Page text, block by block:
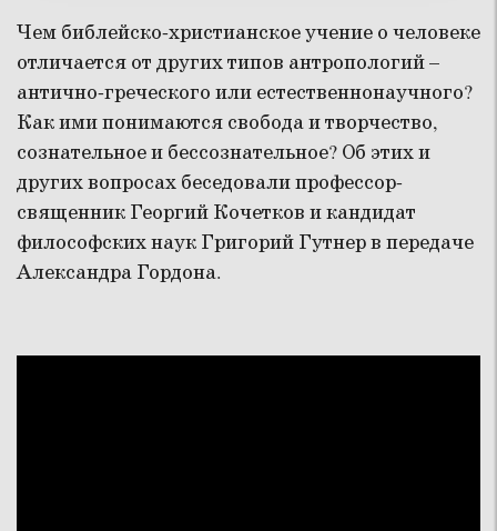
Чем библейско-христианское учение о человеке
отличается от других типов антропологий –
антично-греческого или естественнонаучного?
Как ими понимаются свобода и творчество,
сознательное и бессознательное? Об этих и
других вопросах беседовали профессор-
священник Георгий Кочетков и кандидат
философских наук Григорий Гутнер в передаче
Александра Гордона.